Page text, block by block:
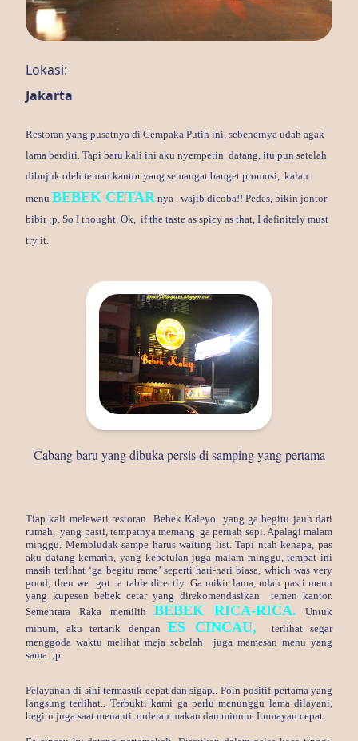
Lokasi:
Jakarta
Restoran yang pusatnya di Cempaka Putih ini, sebenernya udah agak
lama berdiri. Tapi baru kali ini aku nyempetin datang, itu pun setelah
dibujuk oleh teman kantor yang semangat banget promosi, kalau
menu BEBEK CETARnya , wajib dicoba!! Pedes, bikin jontor
bibir ;p. So I thought, Ok, if the taste as spicy as that, I definitely must
try it.
Cabang baru yang dibuka persis di samping yang pertama
Tiap kali melewati restoran Bebek Kaleyo yang ga begitu jauh dari
rumah, yang pasti, tempatnya memang ga pernah sepi. Apalagi malam
minggu. Membludak sampe harus waiting list. Tapi ntah kenapa, pas
aku datang kemarin, yang kebetulan juga malam minggu, tempat ini
masih terlihat ‘ga begitu rame’ seperti hari-hari biasa, which was very
good, then we got a table directly. Ga mikir lama, udah pasti menu
yang kupesen bebek cetar yang direkomendasikan temen kantor.
Sementara Raka memilihBEBEK RICA-RICA. Untuk
minum, aku tertarik dengan ES CINCAU, terlihat segar
menggoda waktu melihat meja sebelah juga memesan menu yang
sama ;p
Pelayanan di sini termasuk cepat dan sigap.. Poin positif pertama yang
langsung terlihat.. Terbukti kami ga perlu menunggu lama dilayani,
begitu juga saat menanti orderan makan dan minum. Lumayan cepat.